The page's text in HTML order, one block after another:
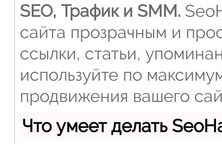
SEO, Трафик и SMM.
сайта прозрачным и
ссылки, статьи,
используйте по
продвижения вашего
Что умеет делать